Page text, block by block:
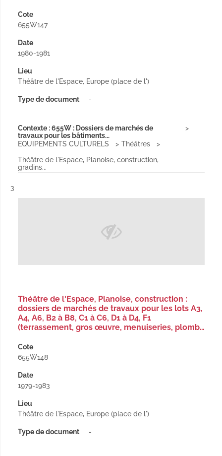
Cote
655W147
Date
1980-1981
Lieu
Théâtre de l'Espace, Europe (place de l')
Type de document -
Contexte : 655W : Dossiers de marchés de
travaux pour les bâtiments...
EQUIPEMENTS CULTURELS
Théâtres
Théâtre de l'Espace, Planoise, construction,
gradins...
Résultat n°
3
Théâtre de l'Espace, Planoise, construction :
dossiers de marchés de travaux pour les lots A3,
A4, A6, B2 à B8, C1 à C6, D1 à D4, F1
(terrassement, gros œuvre, menuiseries, plomb…
Cote
655W148
Date
1979-1983
Lieu
Théâtre de l'Espace, Europe (place de l')
Type de document -